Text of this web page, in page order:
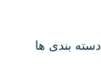
دسته بندی ها